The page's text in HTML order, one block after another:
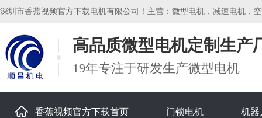
深圳市香蕉视频官方下载电机有限公司！主营：微型电机，减速电机，
高品质微型电机定制生产
19年专注于研发生产微型电机
香蕉视频官方下载首页 门锁电机 机器